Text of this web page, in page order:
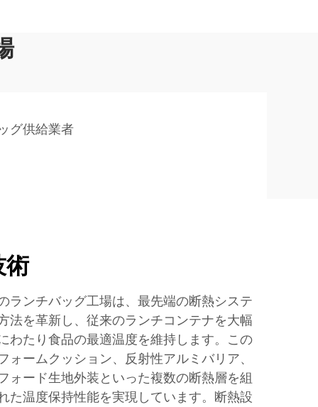
グ供給業者
術
ランチバッグ工場は、最先端の断熱システ
法を革新し、従来のランチコンテナを大幅
わたり食品の最適温度を維持します。この
ォームクッション、反射性アルミバリア、
ォード生地外装といった複数の断熱層を組
た温度保持性能を実現しています。断熱設